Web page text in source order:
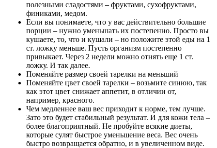
полезными сладостями – фруктами, сухофруктами,
финиками, медом.
Если вы понимаете, что у вас действительно большие
порции – нужно уменьшать их постепенно. Просто вы
кушаете, то, что и кушали – но положите этой еды на 1
ст. ложку меньше. Пусть организм постепенно
привыкает. Через 2 недели можно отнять еще 1 ст.
ложку. И так далее.
Поменяйте размер своей тарелки на меньший
Поменяйте цвет своей тарелки – возьмите синюю, так
как этот цвет снижает аппетит, в отличии от,
например, красного.
Чем медленнее ваш вес приходит к норме, тем лучше.
Зато это будет стабильный результат. И для кожи тела –
более благоприятный. Не пробуйте всякие диеты,
которые сулят быстрое уменьшение веса. Вес очень
быстро возвращается обратно, и в увеличенном виде.